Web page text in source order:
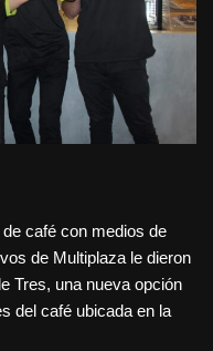
café con medios de
de Multiplaza le dieron
Tres, una nueva opción
del café ubicada en la